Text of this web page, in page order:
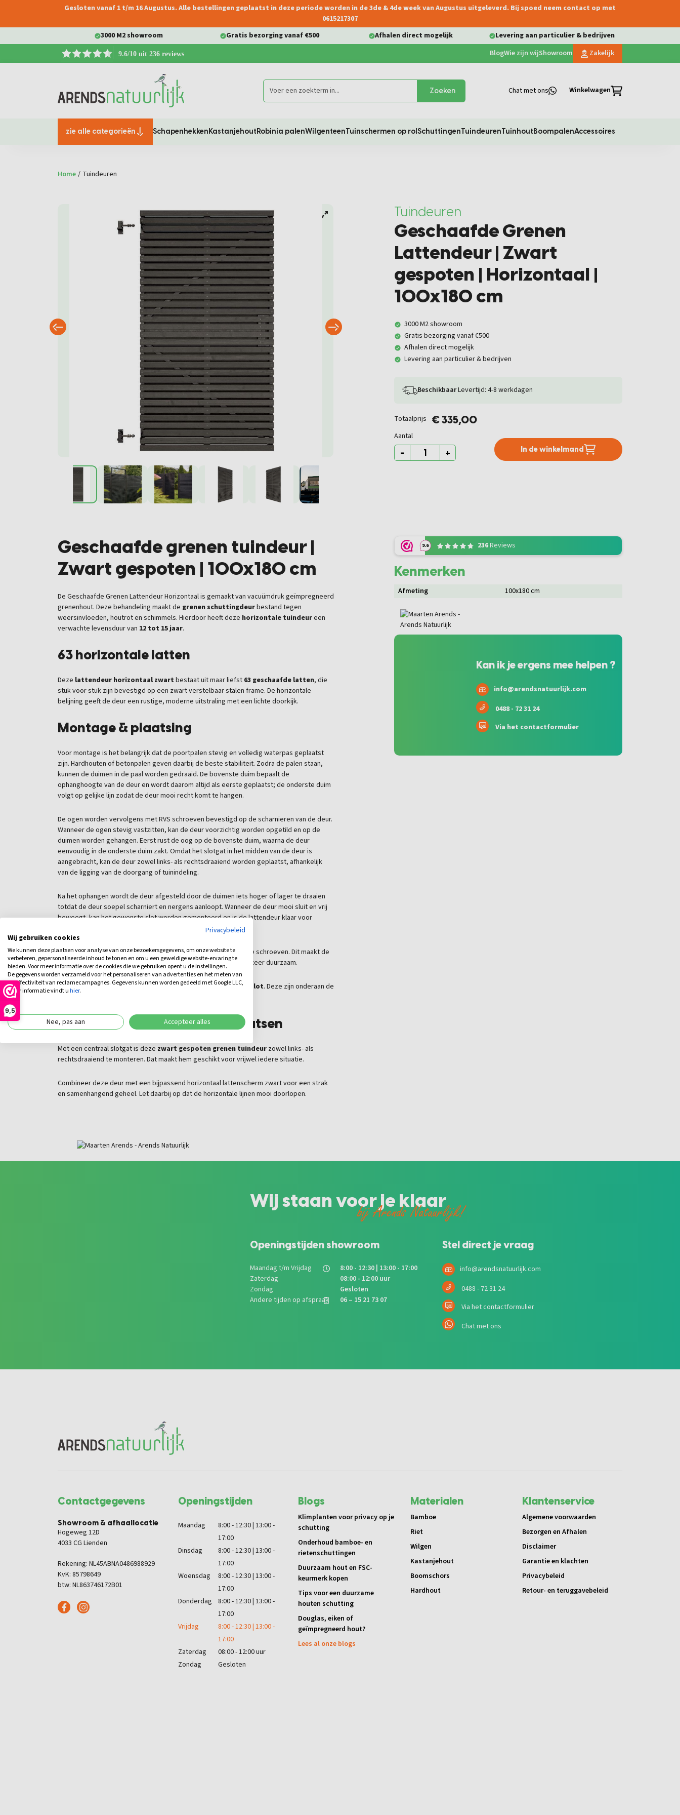
9,5
Ga naar de hoofdnavigatie
Gesloten vanaf 1 t/m 16 Augustus. Alle bestellingen geplaatst in deze periode worden in de 3de & 4de week van Augustus uitgeleverd. Bij spoed neem contact op met
0615217307
3000 M2 showroom
Gratis bezorging vanaf €500 Afhalen direct mogelijk Levering aan particulier & bedrijven
9.6/10 uit 236 reviews BlogWie zijn wijShowroom Zakelijk
Chat met ons Winkelwagen
Zoeken
zie alle categorieën SchapenhekkenKastanjehoutRobinia palenWilgenteenTuinschermen op rol SchuttingenTuindeurenTuinhoutBoompalenAccessoires
Home / Tuindeuren
Tuindeuren
Geschaafde Grenen
Lattendeur | Zwart
gespoten | Horizontaal |
100x180 cm
3000 M2 showroom
Gratis bezorging vanaf €500
Afhalen direct mogelijk
Levering aan particulier & bedrijven
BeschikbaarLevertijd: 4-8 werkdagen
Totaalprijs € 335,00
Aantal
- + In de winkelmand
Geschaafde grenen tuindeur |
Zwart gespoten | 100x180 cm
De Geschaafde Grenen Lattendeur Horizontaal is gemaakt van vacuümdruk geïmpregneerd
grenenhout. Deze behandeling maakt de grenen schuttingdeurbestand tegen
weersinvloeden, houtrot en schimmels. Hierdoor heeft deze horizontale tuindeureen
verwachte levensduur van 12 tot 15 jaar.
63 horizontale latten
Deze lattendeur horizontaal zwart bestaat uit maar liefst 63 geschaafde latten, die
stuk voor stuk zijn bevestigd op een zwart verstelbaar stalen frame. De horizontale
belijning geeft de deur een rustige, moderne uitstraling met een lichte doorkijk.
Montage & plaatsing
Voor montage is het belangrijk dat de poortpalen stevig en volledig waterpas geplaatst
zijn. Hardhouten of betonpalen geven daarbij de beste stabiliteit. Zodra de palen staan,
kunnen de duimen in de paal worden gedraaid. De bovenste duim bepaalt de
ophanghoogte van de deur en wordt daarom altijd als eerste geplaatst; de onderste duim
volgt op gelijke lijn zodat de deur mooi recht komt te hangen.
De ogen worden vervolgens met RVS schroeven bevestigd op de scharnieren van de deur.
Wanneer de ogen stevig vastzitten, kan de deur voorzichtig worden opgetild en op de
duimen worden gehangen. Eerst rust de oog op de bovenste duim, waarna de deur
eenvoudig in de onderste duim zakt. Omdat het slotgat in het midden van de deur is
aangebracht, kan de deur zowel links- als rechtsdraaiend worden geplaatst, afhankelijk
van de ligging van de doorgang of tuinindeling.
Na het ophangen wordt de deur afgesteld door de duimen iets hoger of lager te draaien
totdat de deur soepel scharniert en nergens aanloopt. Wanneer de deur mooi sluit en vrij
beweegt, kan het gewenste slot worden gemonteerd en is de lattendeur klaar voor
Elke lat is zorgvuldig vastgezet met roestvrijstalen zelftappende schroeven. Dit maakt de
houten tuindeur zwartniet alleen onderhoudsarm, maar ook zeer duurzaam.
Let op:deze lattendeur wordt geleverdexclusief duimen en slot. Deze zijn onderaan de
Links of rechtsdraaiend te plaatsen
Met een centraal slotgat is deze zwart gespoten grenen tuindeur zowel links- als
rechtsdraaiend te monteren. Dat maakt hem geschikt voor vrijwel iedere situatie.
Combineer deze deur met een bijpassend horizontaal lattenscherm zwart voor een strak
en samenhangend geheel. Let daarbij op dat de horizontale lijnen mooi doorlopen.
9.6 236Reviews
Kenmerken
Afmeting 100x180 cm
Kan ik je ergens mee helpen ?
info@arendsnatuurlijk.com
0488 - 72 31 24
Via het contactformulier
Wij staan voor je klaar
bij Arends Natuurlijk!
Openingstijden showroom
Maandag t/m Vrijdag
8:00 - 12:30 | 13:00 - 17:00
Zaterdag
08:00 - 12:00 uur
Zondag
Gesloten
Andere tijden op afspraak
06 – 15 21 73 07
Stel direct je vraag
info@arendsnatuurlijk.com
0488 - 72 31 24
Via het contactformulier
Chat met ons
Contactgegevens
Showroom & afhaallocatie
Hogeweg 12D
4033 CG Lienden
Rekening: NL45ABNA0486988929
KvK: 85798649
btw: NL863746172B01
Openingstijden
Maandag
8:00 - 12:30 | 13:00 -
17:00
Dinsdag
8:00 - 12:30 | 13:00 -
17:00
Woensdag
8:00 - 12:30 | 13:00 -
17:00
Donderdag
8:00 - 12:30 | 13:00 -
17:00
Vrijdag
8:00 - 12:30 | 13:00 -
17:00
Zaterdag
08:00 - 12:00 uur
Zondag
Gesloten
Blogs
Klimplanten voor privacy op je
schutting
Onderhoud bamboe- en
rietenschuttingen
Duurzaam hout en FSC-
keurmerk kopen
Tips voor een duurzame
houten schutting
Douglas, eiken of
geïmpregneerd hout?
Lees al onze blogs
Materialen
Bamboe
Riet
Wilgen
Kastanjehout
Boomschors
Hardhout
Klantenservice
Algemene voorwaarden
Bezorgen en Afhalen
Disclaimer
Garantie en klachten
Privacybeleid
Retour- en teruggavebeleid
Privacybeleid
Wij gebruiken cookies
We kunnen deze plaatsen voor analyse van onze bezoekersgegevens, om onze website te
verbeteren, gepersonaliseerde inhoud te tonen en om u een geweldige website-ervaring te
bieden. Voor meer informatie over de cookies die we gebruiken opent u de instellingen.
De gegevens worden verzameld voor het personaliseren van advertenties en het meten van
de effectiviteit van reclamecampagnes. Gegevens kunnen worden gedeeld met Google LLC,
meer informatie vindt uhier.
Nee, pas aan Accepteer alles